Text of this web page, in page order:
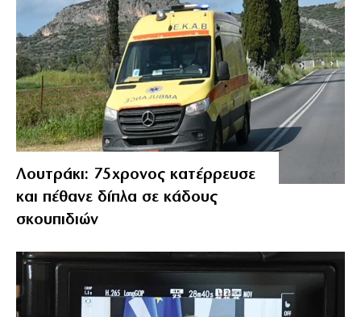
Λουτράκι: 75χρονος κατέρρευσε
και πέθανε δίπλα σε κάδους
σκουπιδιών